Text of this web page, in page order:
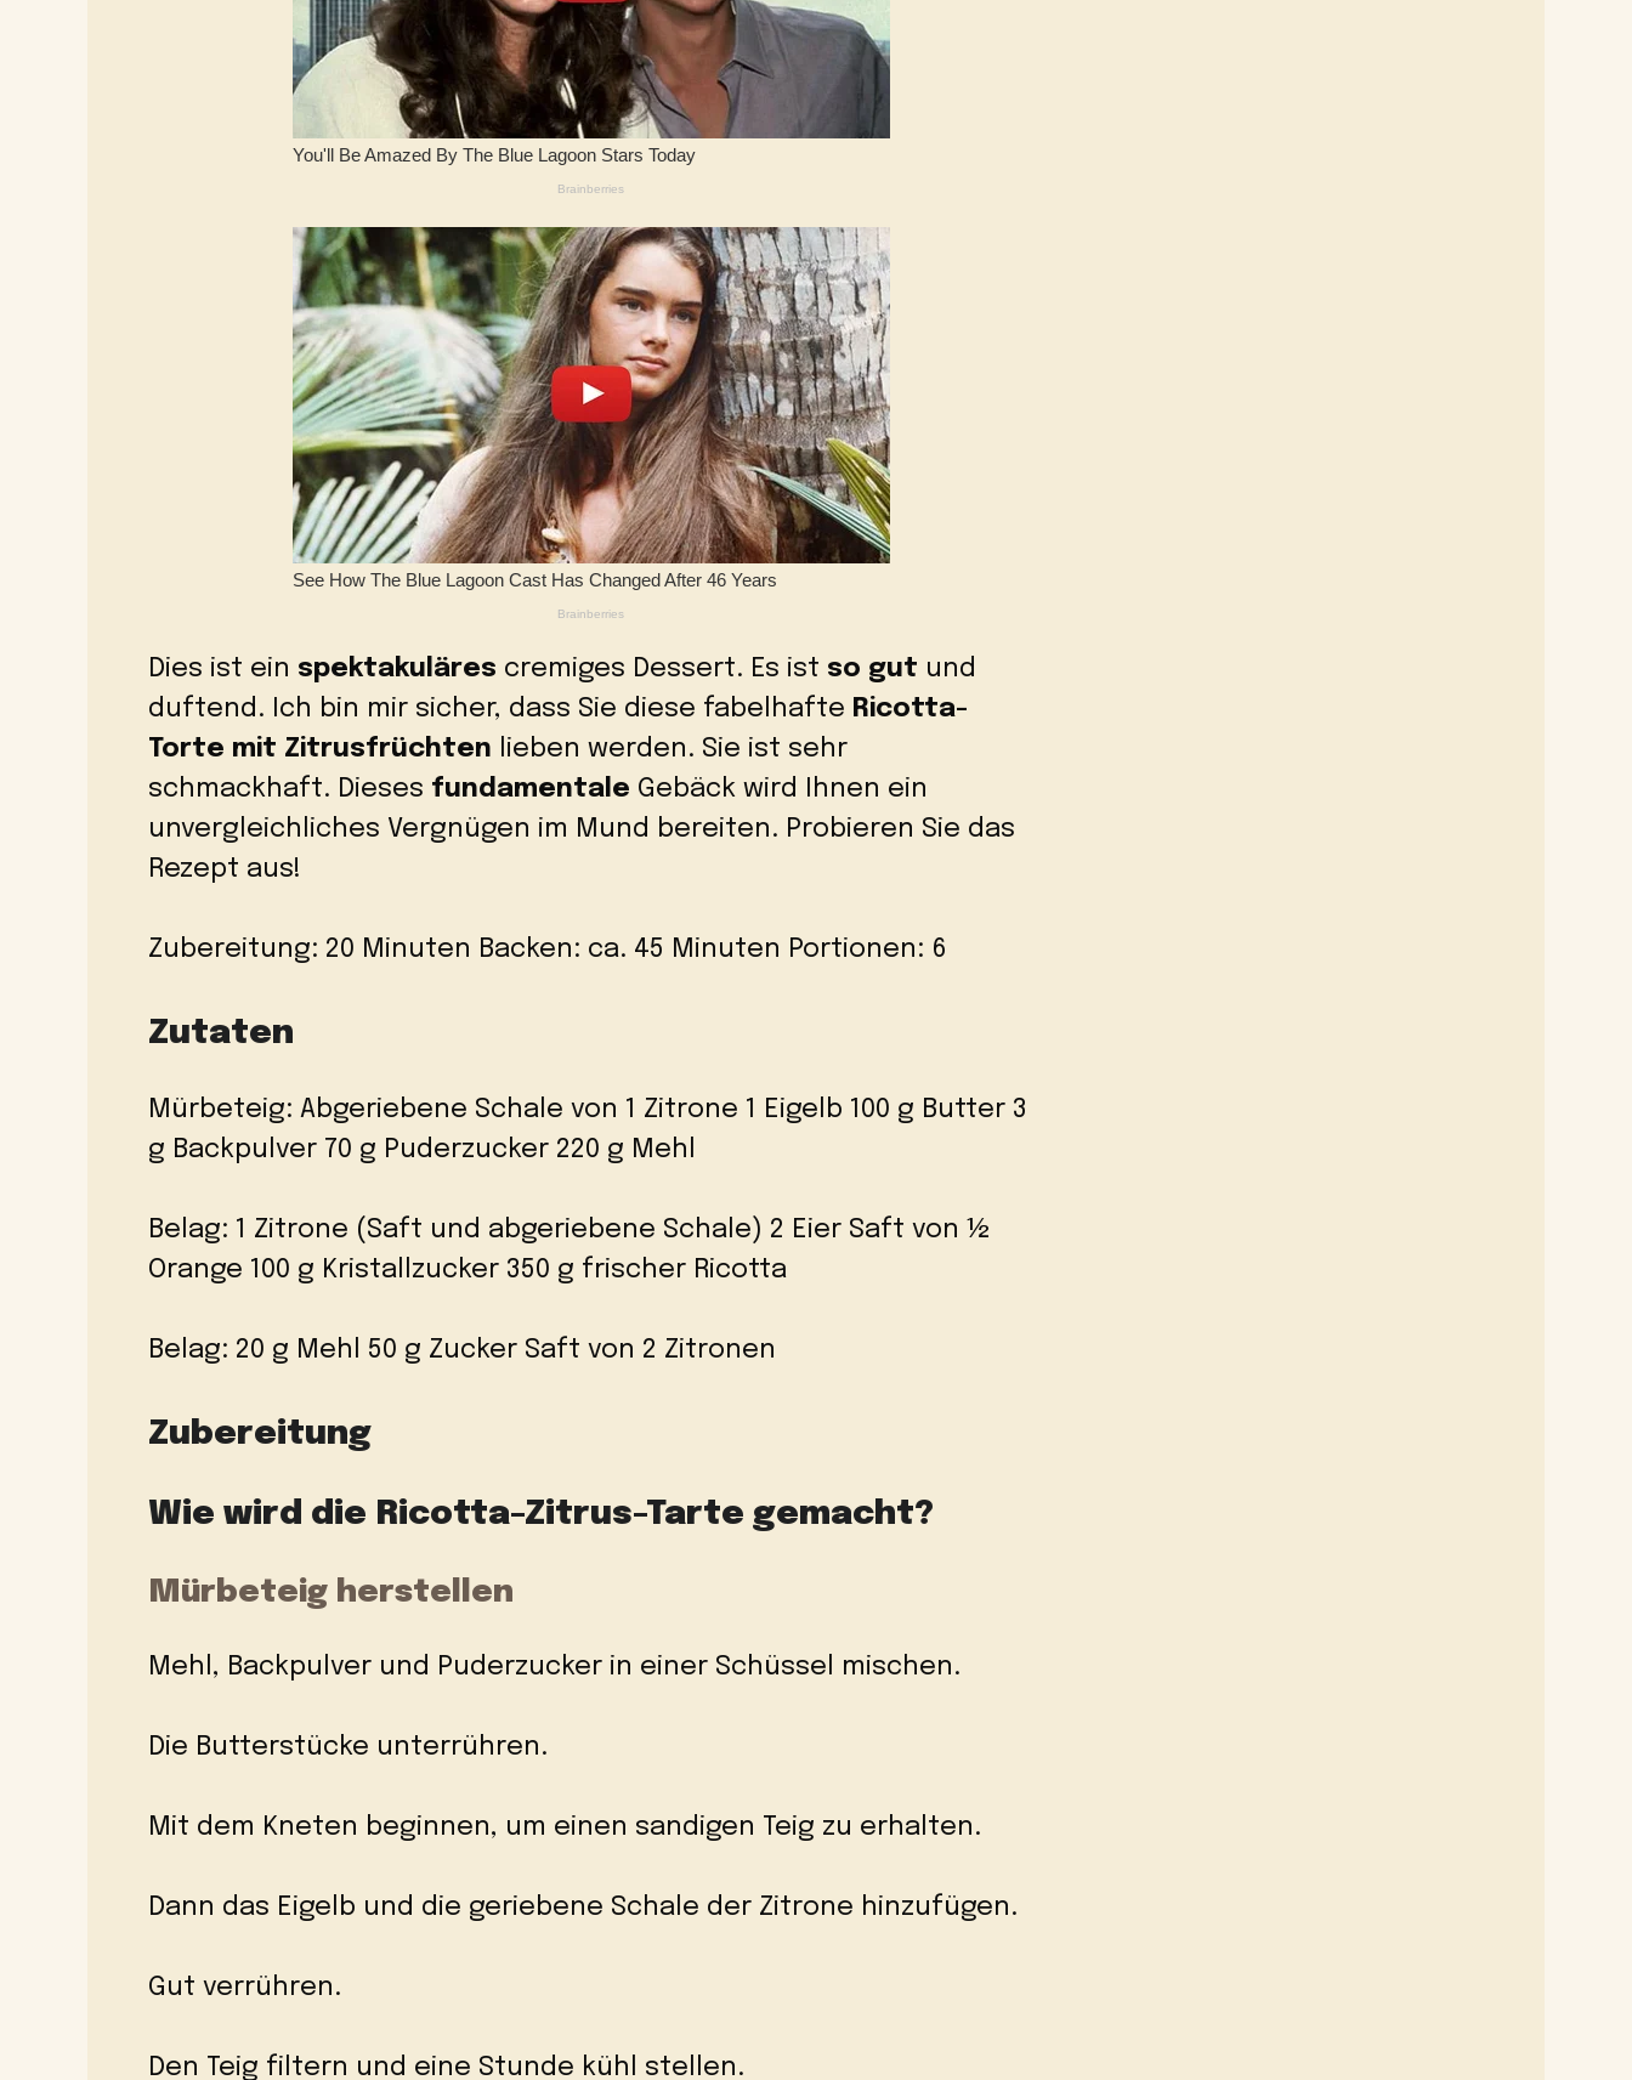
Dies ist ein spektakuläres cremiges Dessert. Es ist so gut und
duftend. Ich bin mir sicher, dass Sie diese fabelhafte Ricotta-
Torte mit Zitrusfrüchten lieben werden. Sie ist sehr
schmackhaft. Dieses fundamentale Gebäck wird Ihnen ein
unvergleichliches Vergnügen im Mund bereiten. Probieren Sie das
Rezept aus!
Zubereitung: 20 Minuten Backen: ca. 45 Minuten Portionen: 6
Zutaten
Mürbeteig: Abgeriebene Schale von 1 Zitrone 1 Eigelb 100 g Butter 3
g Backpulver 70 g Puderzucker 220 g Mehl
Belag: 1 Zitrone (Saft und abgeriebene Schale) 2 Eier Saft von ½
Orange 100 g Kristallzucker 350 g frischer Ricotta
Belag: 20 g Mehl 50 g Zucker Saft von 2 Zitronen
Zubereitung
Wie wird die Ricotta-Zitrus-Tarte gemacht?
Mürbeteig herstellen
Mehl, Backpulver und Puderzucker in einer Schüssel mischen.
Die Butterstücke unterrühren.
Mit dem Kneten beginnen, um einen sandigen Teig zu erhalten.
Dann das Eigelb und die geriebene Schale der Zitrone hinzufügen.
Gut verrühren.
Den Teig filtern und eine Stunde kühl stellen.